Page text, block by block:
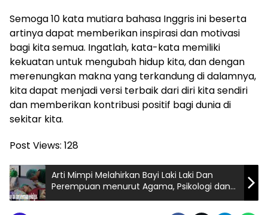
Semoga 10 kata mutiara bahasa Inggris ini beserta
artinya dapat memberikan inspirasi dan motivasi
bagi kita semua. Ingatlah, kata-kata memiliki
kekuatan untuk mengubah hidup kita, dan dengan
merenungkan makna yang terkandung di dalamnya,
kita dapat menjadi versi terbaik dari diri kita sendiri
dan memberikan kontribusi positif bagi dunia di
sekitar kita.
Post Views: 128
Arti Mimpi Melahirkan Bayi Laki Laki Dan
Perempuan menurut Agama, Psikologi dan
Primbon Jawa